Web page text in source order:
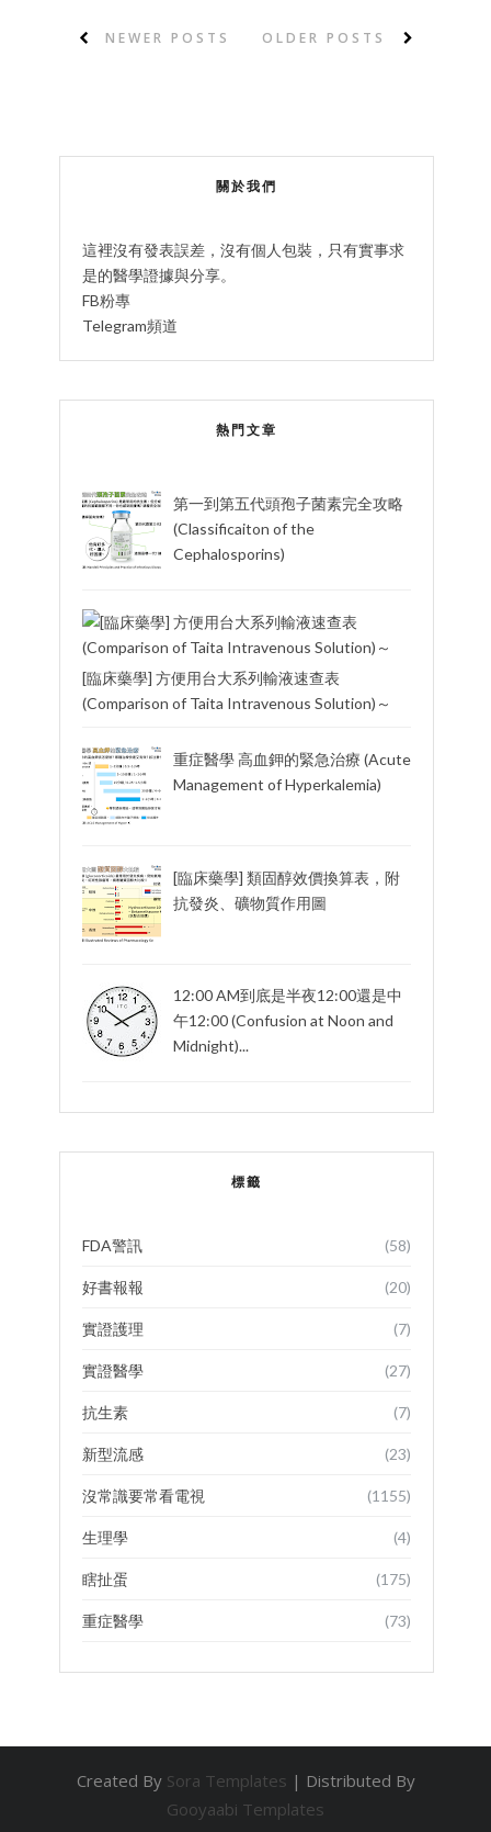
NEWER POSTS OLDER POSTS
關於我們
這裡沒有發表誤差，沒有個人包裝，只有實事求
是的醫學證據與分享。
FB粉專
Telegram頻道
熱門文章
第一到第五代頭孢子菌素完全攻略
(Classificaiton of the
Cephalosporins)
[臨床藥學] 方便用台大系列輸液速查表
(Comparison of Taita Intravenous Solution)～
重症醫學 高血鉀的緊急治療 (Acute
Management of Hyperkalemia)
[臨床藥學] 類固醇效價換算表，附
抗發炎、礦物質作用圖
12:00 AM到底是半夜12:00還是中
午12:00 (Confusion at Noon and
Midnight)...
標籤
FDA警訊 (58)
好書報報 (20)
實證護理 (7)
實證醫學 (27)
抗生素 (7)
新型流感 (23)
沒常識要常看電視 (1155)
生理學 (4)
瞎扯蛋 (175)
重症醫學 (73)
Created By Sora Templates | Distributed By
Gooyaabi Templates